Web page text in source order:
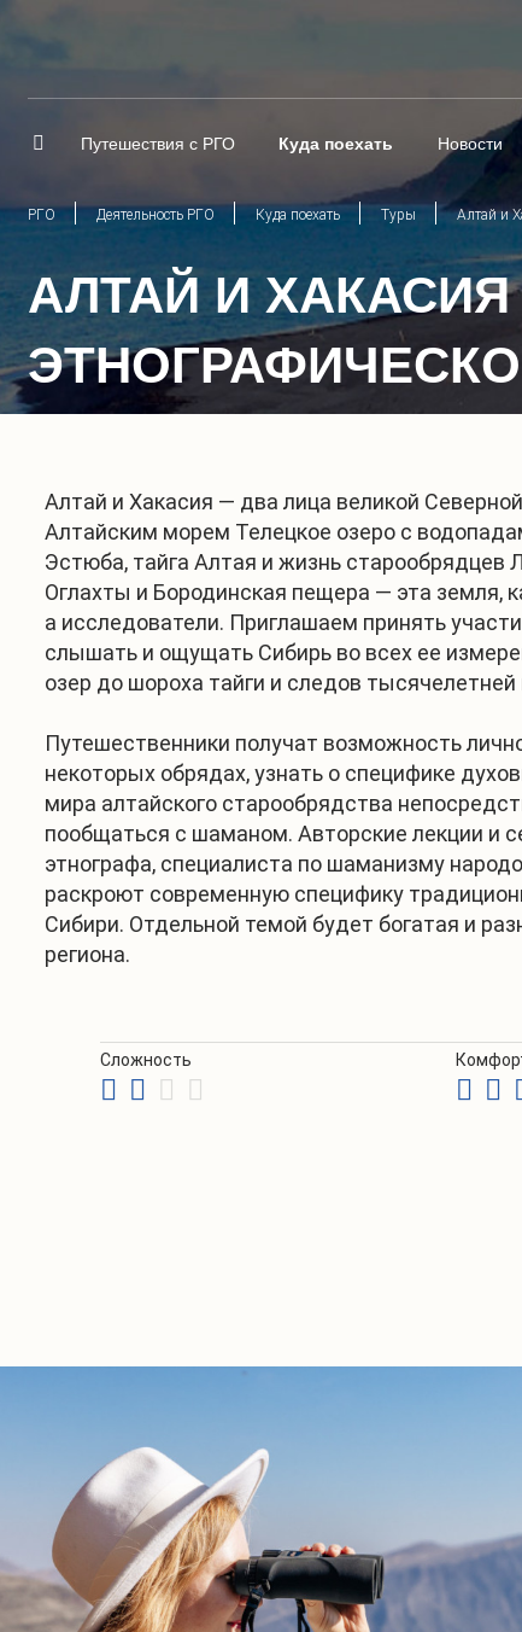
Путешествия с РГО Куда поехать Новости
РГО Деятельность РГО Куда поехать Туры Алтай и
АЛТАЙ И
Алтай и Хакасия — два лица великой
Алтайским морем Телецкое озеро с
Эстюба, тайга Алтая и жизнь старообрядцев
Оглахты и Бородинская пещера — эта земля,
а исследователи. Приглашаем принять
слышать и ощущать Сибирь во всех ее
озер до шороха тайги и следов тысячелетней
Путешественники получат возможность
некоторых обрядах, узнать о специфике
мира алтайского старообрядства
пообщаться с шаманом. Авторские лекции и
этнографа, специалиста по шаманизму
раскроют современную специфику
Сибири. Отдельной темой будет богатая и
региона.
Сложность